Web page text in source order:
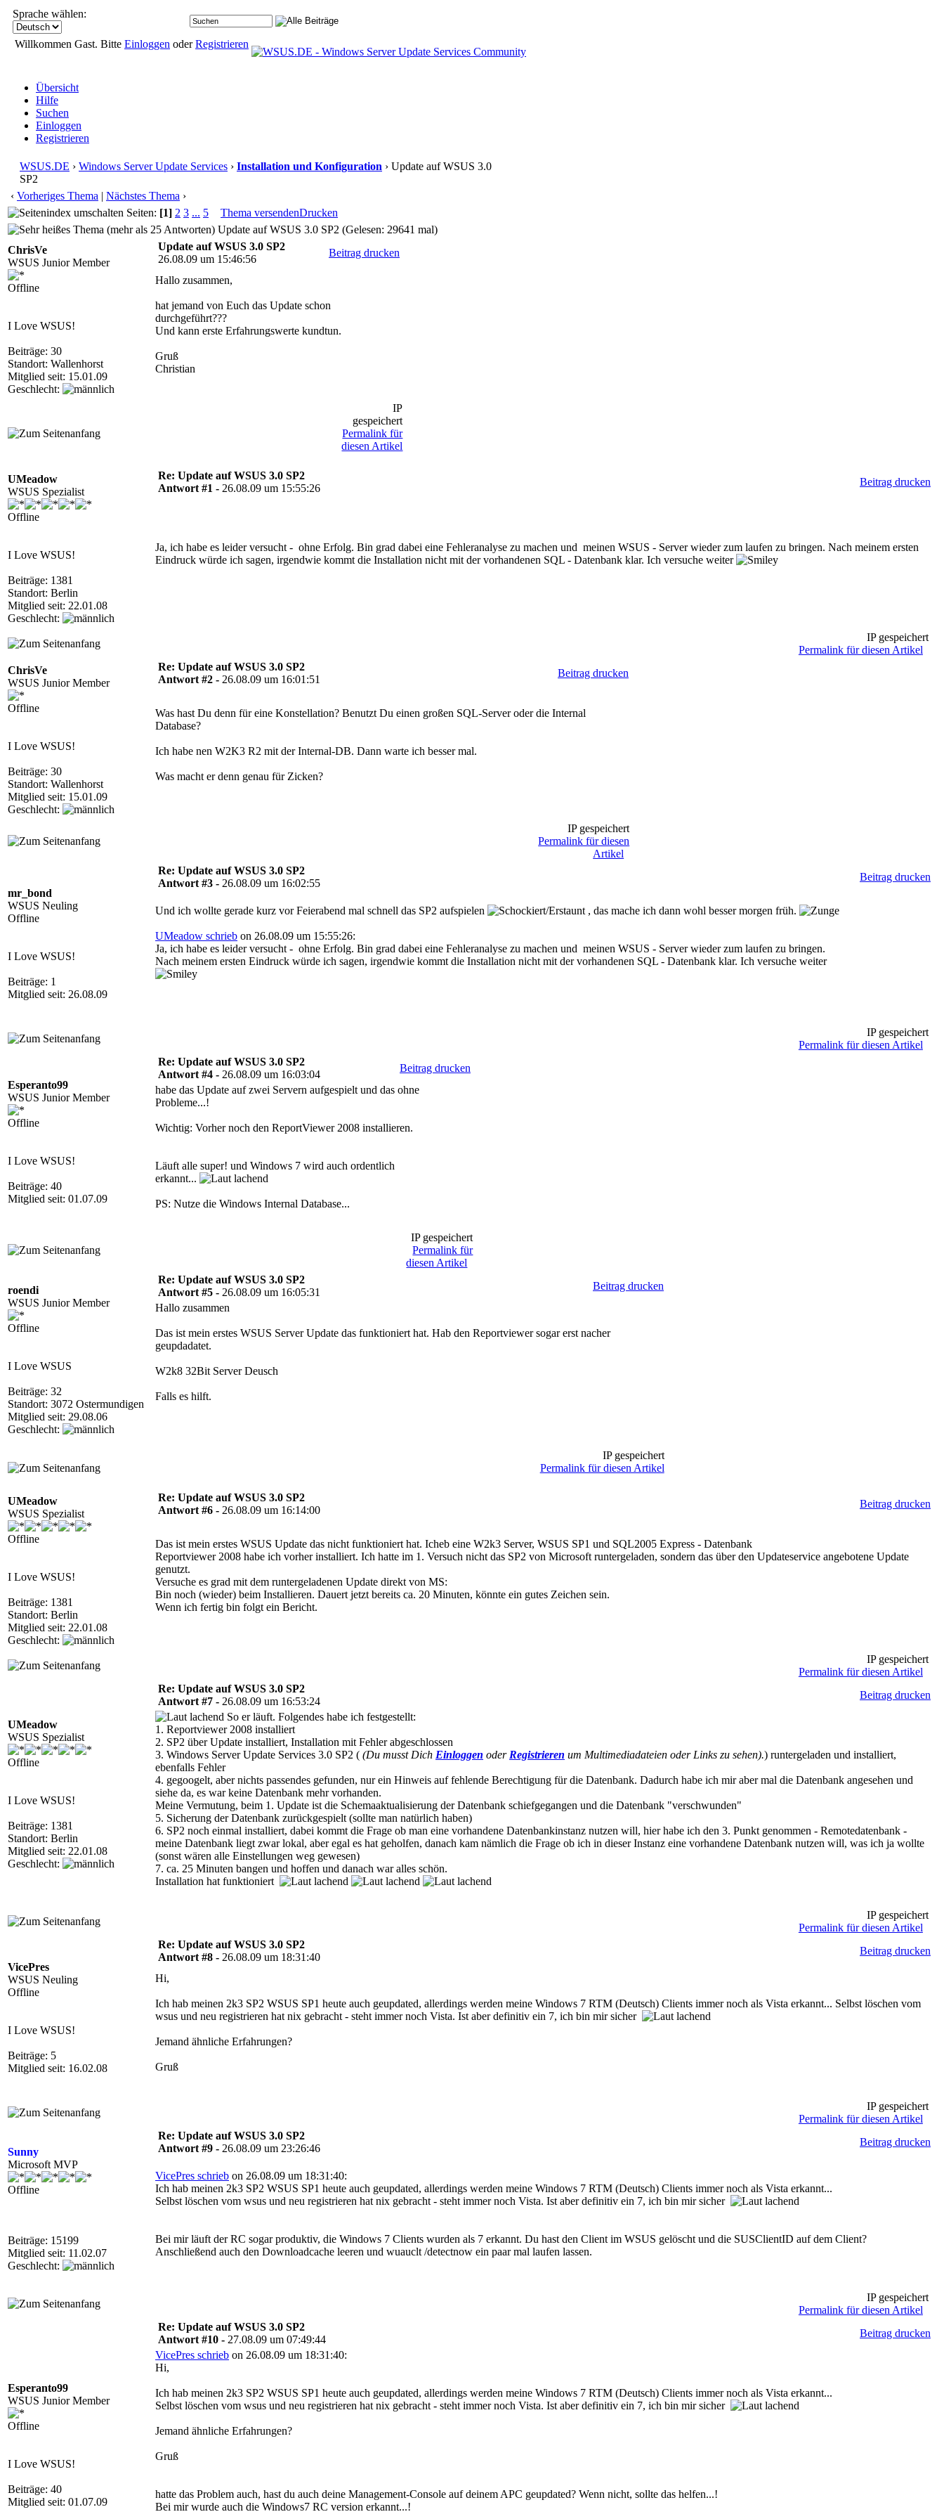
Sprache wählen:
Willkommen Gast. Bitte Einloggen oderRegistrieren
Übersicht
Hilfe
Suchen
Einloggen
Registrieren
WSUS.DE › Windows Server Update Services › Installation und Konfiguration › Update auf WSUS 3.0
SP2
‹ Vorheriges Thema | Nächstes Thema ›
Seiten: [1] 2 3 ... 5 Thema versendenDrucken
Update auf WSUS 3.0 SP2 (Gelesen: 29641 mal)
ChrisVe
WSUS Junior Member
Offline
I Love WSUS!
Beiträge: 30
Standort: Wallenhorst
Mitglied seit: 15.01.09
Geschlecht:
Update auf WSUS 3.0 SP2
26.08.09 um 15:46:56
Beitrag drucken
Hallo zusammen,
hat jemand von Euch das Update schon
durchgeführt???
Und kann erste Erfahrungswerte kundtun.
Gruß
Christian
IP
gespeichert
Permalink für
diesen Artikel
UMeadow
WSUS Spezialist
Offline
I Love WSUS!
Beiträge: 1381
Standort: Berlin
Mitglied seit: 22.01.08
Geschlecht:
Re: Update auf WSUS 3.0 SP2
Antwort #1 - 26.08.09 um 15:55:26
Beitrag drucken
Ja, ich habe es leider versucht - ohne Erfolg. Bin grad dabei eine Fehleranalyse zu machen und meinen WSUS - Server wieder zum laufen zu bringen. Nach meinem ersten
Eindruck würde ich sagen, irgendwie kommt die Installation nicht mit der vorhandenen SQL - Datenbank klar. Ich versuche weiter
IP gespeichert
Permalink für diesen Artikel
ChrisVe
WSUS Junior Member
Offline
I Love WSUS!
Beiträge: 30
Standort: Wallenhorst
Mitglied seit: 15.01.09
Geschlecht:
Re: Update auf WSUS 3.0 SP2
Antwort #2 - 26.08.09 um 16:01:51
Beitrag drucken
Was hast Du denn für eine Konstellation? Benutzt Du einen großen SQL-Server oder die Internal
Database?
Ich habe nen W2K3 R2 mit der Internal-DB. Dann warte ich besser mal.
Was macht er denn genau für Zicken?
IP gespeichert
Permalink für diesen
Artikel
mr_bond
WSUS Neuling
Offline
I Love WSUS!
Beiträge: 1
Mitglied seit: 26.08.09
Re: Update auf WSUS 3.0 SP2
Antwort #3 - 26.08.09 um 16:02:55
Beitrag drucken
Und ich wollte gerade kurz vor Feierabend mal schnell das SP2 aufspielen , das mache ich dann wohl besser morgen früh.
UMeadow schrieb on 26.08.09 um 15:55:26:
Ja, ich habe es leider versucht - ohne Erfolg. Bin grad dabei eine Fehleranalyse zu machen und meinen WSUS - Server wieder zum laufen zu bringen.
Nach meinem ersten Eindruck würde ich sagen, irgendwie kommt die Installation nicht mit der vorhandenen SQL - Datenbank klar. Ich versuche weiter
IP gespeichert
Permalink für diesen Artikel
Esperanto99
WSUS Junior Member
Offline
I Love WSUS!
Beiträge: 40
Mitglied seit: 01.07.09
Re: Update auf WSUS 3.0 SP2
Antwort #4 - 26.08.09 um 16:03:04
Beitrag drucken
habe das Update auf zwei Servern aufgespielt und das ohne
Probleme...!
Wichtig: Vorher noch den ReportViewer 2008 installieren.
Läuft alle super! und Windows 7 wird auch ordentlich
erkannt...
PS: Nutze die Windows Internal Database...
IP gespeichert
Permalink für
diesen Artikel
roendi
WSUS Junior Member
Offline
I Love WSUS
Beiträge: 32
Standort: 3072 Ostermundigen
Mitglied seit: 29.08.06
Geschlecht:
Re: Update auf WSUS 3.0 SP2
Antwort #5 - 26.08.09 um 16:05:31
Beitrag drucken
Hallo zusammen
Das ist mein erstes WSUS Server Update das funktioniert hat. Hab den Reportviewer sogar erst nacher
geupdadatet.
W2k8 32Bit Server Deusch
Falls es hilft.
IP gespeichert
Permalink für diesen Artikel
UMeadow
WSUS Spezialist
Offline
I Love WSUS!
Beiträge: 1381
Standort: Berlin
Mitglied seit: 22.01.08
Geschlecht:
Re: Update auf WSUS 3.0 SP2
Antwort #6 - 26.08.09 um 16:14:00
Beitrag drucken
Das ist mein erstes WSUS Update das nicht funktioniert hat. Icheb eine W2k3 Server, WSUS SP1 und SQL2005 Express - Datenbank
Reportviewer 2008 habe ich vorher installiert. Ich hatte im 1. Versuch nicht das SP2 von Microsoft runtergeladen, sondern das über den Updateservice angebotene Update
genutzt.
Versuche es grad mit dem runtergeladenen Update direkt von MS:
Bin noch (wieder) beim Installieren. Dauert jetzt bereits ca. 20 Minuten, könnte ein gutes Zeichen sein.
Wenn ich fertig bin folgt ein Bericht.
IP gespeichert
Permalink für diesen Artikel
UMeadow
WSUS Spezialist
Offline
I Love WSUS!
Beiträge: 1381
Standort: Berlin
Mitglied seit: 22.01.08
Geschlecht:
Re: Update auf WSUS 3.0 SP2
Antwort #7 - 26.08.09 um 16:53:24
Beitrag drucken
So er läuft. Folgendes habe ich festgestellt:
1. Reportviewer 2008 installiert
2. SP2 über Update installiert, Installation mit Fehler abgeschlossen
3. Windows Server Update Services 3.0 SP2 ( (Du musst Dich Einloggen oder Registrieren um Multimediadateien oder Links zu sehen).) runtergeladen und installiert,
ebenfalls Fehler
4. gegoogelt, aber nichts passendes gefunden, nur ein Hinweis auf fehlende Berechtigung für die Datenbank. Dadurch habe ich mir aber mal die Datenbank angesehen und
siehe da, es war keine Datenbank mehr vorhanden.
Meine Vermutung, beim 1. Update ist die Schemaaktualisierung der Datenbank schiefgegangen und die Datenbank "verschwunden"
5. Sicherung der Datenbank zurückgespielt (sollte man natürlich haben)
6. SP2 noch einmal installiert, dabei kommt die Frage ob man eine vorhandene Datenbankinstanz nutzen will, hier habe ich den 3. Punkt genommen - Remotedatenbank -
meine Datenbank liegt zwar lokal, aber egal es hat geholfen, danach kam nämlich die Frage ob ich in dieser Instanz eine vorhandene Datenbank nutzen will, was ich ja wollte
(sonst wären alle Einstellungen weg gewesen)
7. ca. 25 Minuten bangen und hoffen und danach war alles schön.
Installation hat funktioniert
IP gespeichert
Permalink für diesen Artikel
VicePres
WSUS Neuling
Offline
I Love WSUS!
Beiträge: 5
Mitglied seit: 16.02.08
Re: Update auf WSUS 3.0 SP2
Antwort #8 - 26.08.09 um 18:31:40
Beitrag drucken
Hi,
Ich hab meinen 2k3 SP2 WSUS SP1 heute auch geupdated, allerdings werden meine Windows 7 RTM (Deutsch) Clients immer noch als Vista erkannt... Selbst löschen vom
wsus und neu registrieren hat nix gebracht - steht immer noch Vista. Ist aber definitiv ein 7, ich bin mir sicher
Jemand ähnliche Erfahrungen?
Gruß
IP gespeichert
Permalink für diesen Artikel
Sunny
Microsoft MVP
Offline
Beiträge: 15199
Mitglied seit: 11.02.07
Geschlecht:
Re: Update auf WSUS 3.0 SP2
Antwort #9 - 26.08.09 um 23:26:46
Beitrag drucken
VicePres schrieb on 26.08.09 um 18:31:40:
Ich hab meinen 2k3 SP2 WSUS SP1 heute auch geupdated, allerdings werden meine Windows 7 RTM (Deutsch) Clients immer noch als Vista erkannt...
Selbst löschen vom wsus und neu registrieren hat nix gebracht - steht immer noch Vista. Ist aber definitiv ein 7, ich bin mir sicher
Bei mir läuft der RC sogar produktiv, die Windows 7 Clients wurden als 7 erkannt. Du hast den Client im WSUS gelöscht und die SUSClientID auf dem Client?
Anschließend auch den Downloadcache leeren und wuauclt /detectnow ein paar mal laufen lassen.
IP gespeichert
Permalink für diesen Artikel
Esperanto99
WSUS Junior Member
Offline
I Love WSUS!
Beiträge: 40
Mitglied seit: 01.07.09
Re: Update auf WSUS 3.0 SP2
Antwort #10 - 27.08.09 um 07:49:44
Beitrag drucken
VicePres schrieb on 26.08.09 um 18:31:40:
Hi,
Ich hab meinen 2k3 SP2 WSUS SP1 heute auch geupdated, allerdings werden meine Windows 7 RTM (Deutsch) Clients immer noch als Vista erkannt...
Selbst löschen vom wsus und neu registrieren hat nix gebracht - steht immer noch Vista. Ist aber definitiv ein 7, ich bin mir sicher
Jemand ähnliche Erfahrungen?
Gruß
hatte das Problem auch, hast du auch deine Management-Console auf deinem APC geupdated? Wenn nicht, sollte das helfen...!
Bei mir wurde auch die Windows7 RC version erkannt...!